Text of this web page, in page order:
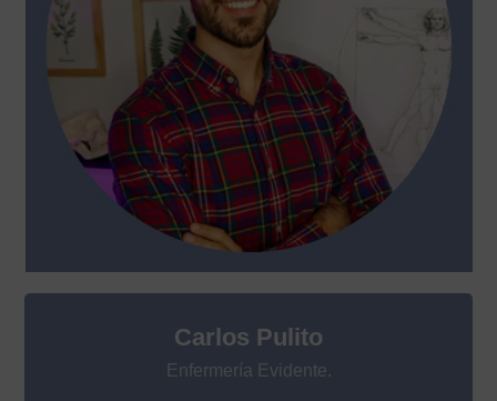
Carlos Pulito
Enfermería Evidente.